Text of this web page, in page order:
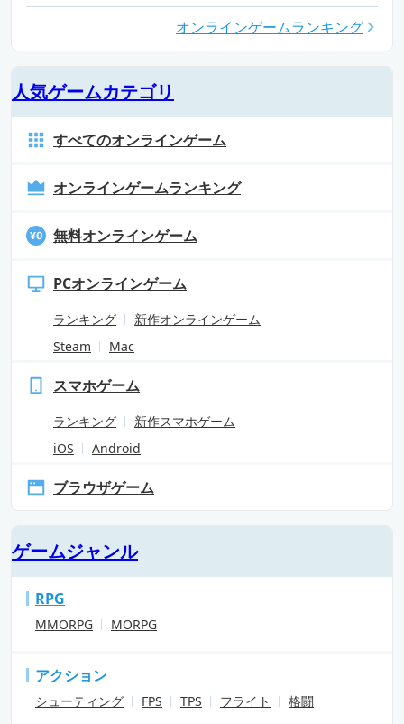
オンラインゲームランキング
人気ゲームカテゴリ
すべてのオンラインゲーム
オンラインゲームランキング
無料オンラインゲーム
PCオンラインゲーム
ランキング
新作オンラインゲーム
Steam
Mac
スマホゲーム
ランキング
新作スマホゲーム
iOS
Android
ブラウザゲーム
ゲームジャンル
RPG
MMORPG MORPG
アクション
シューティング FPS TPS フライト 格闘